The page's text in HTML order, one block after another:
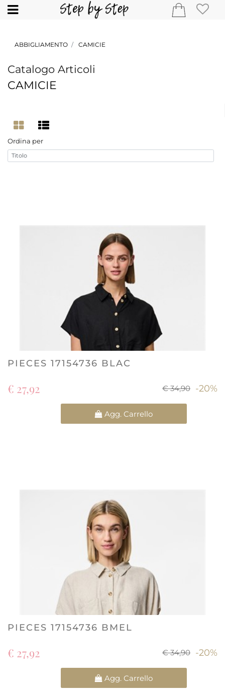
Open
ABBIGLIAMENTO CAMICIE
Catalogo Articoli
CAMICIE
Ordina per
PIECES 17154736 BLAC
€ 34,90 -20%
€ 27,92
Agg. Carrello
PIECES 17154736 BMEL
€ 34,90 -20%
€ 27,92
Agg. Carrello